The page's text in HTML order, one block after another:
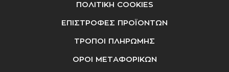
ΠΟΛΙΤΙΚΗ COOKIES
ΕΠΙΣΤΡΟΦΕΣ ΠΡΟΪΟΝΤΩΝ
ΤΡΟΠΟΙ ΠΛΗΡΩΜΗΣ
ΟΡΟΙ ΜΕΤΑΦΟΡΙΚΩΝ